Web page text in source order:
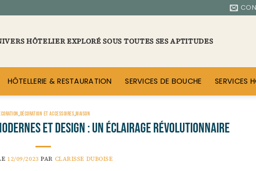
HÔTELIER EXPLORÉ SOUS TOUTES SES APTITUDES
HÔTELLERIE & RESTAURATION SERVICES DE BOUCHE SERVICES
,DÉCORATION ET ACCESSOIRES,MAISON
et Design : un Éclairage Révolutionnaire
12/09/2023 PAR CLARISSE DUBOISE